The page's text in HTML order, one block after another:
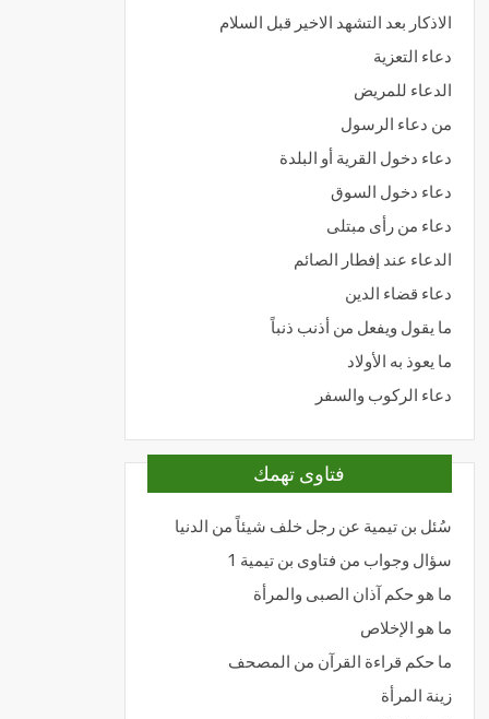
الاذكار بعد التشهد الاخير قبل السلام
دعاء التعزية
الدعاء للمريض
من دعاء الرسول
دعاء دخول القرية أو البلدة
دعاء دخول السوق
دعاء من رأى مبتلى
الدعاء عند إفطار الصائم
دعاء قضاء الدين
ما يقول ويفعل من أذنب ذنباً
ما يعوذ به الأولاد
دعاء الركوب والسفر
فتاوى تهمك
سُئل بن تيمية عن رجل خلف شيئاً من الدنيا
سؤال وجواب من فتاوى بن تيمية 1
ما هو حكم آذان الصبى والمرأة
ما هو الإخلاص
ما حكم قراءة القرآن من المصحف
زينة المرأة